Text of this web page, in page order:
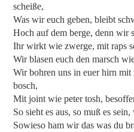
scheiße,
Was wir euch geben, bleibt
Hoch auf dem berge, denn wir
Ihr wirkt wie zwerge, mit raps
Wir blasen euch den marsch
Wir bohren uns in euer hirn
bosch,
Mit joint wie peter tosh,
So sieht es aus, so muß es
Sowieso ham wir das was du